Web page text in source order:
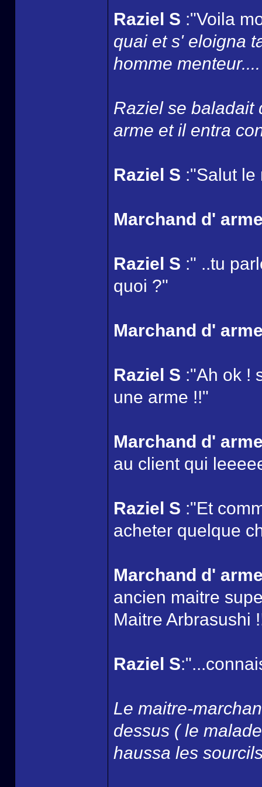
Raziel S :"Voila
quai et s' eloigna
homme menteur....
Raziel se baladait
arme et il entra
Raziel S :"Salut le
Marchand d'
Raziel S :" ..tu
quoi ?"
Marchand d'
Raziel S :"Ah ok !
une arme !!"
Marchand d'
au client qui
Raziel S :"Et
acheter quelque
Marchand d'
ancien maitre
Maitre Arbrasushi
Raziel S
Le maitre-
dessus ( le
haussa les